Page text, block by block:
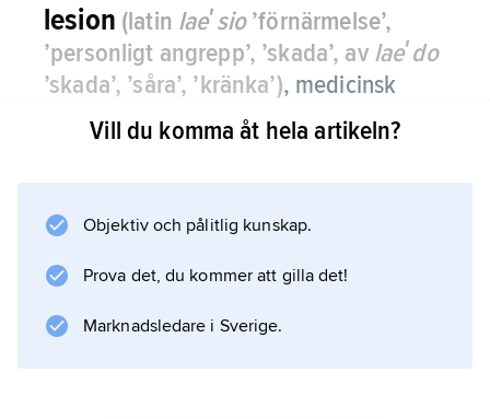
lesion (latin laeʹsio’förnärmelse’,
’personligt angrepp’, ’skada’, av laeʹdo
’skada’, ’såra’, ’kränka’), medicinsk
term för skadlig påverkan av vävnad
eller organ.
sjukdom.
Information om artikeln
Vill du komma åt hela artikeln?
Objektiv och pålitlig kunskap.
Prova det, du kommer att gilla det!
Marknadsledare i Sverige.